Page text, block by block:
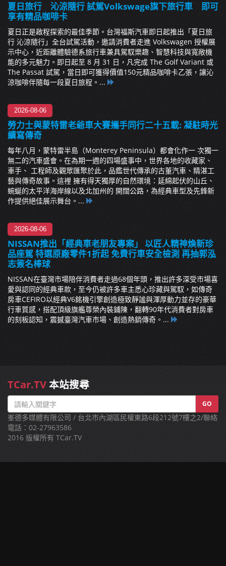
夏日旅行 沁涼隨行 試駕Volkswage旗下旅行車 即可
享有精品咖啡卡
夏日正是啟程探索的最佳季節。台灣福斯汽車即日起推出「夏日旅
行 沁涼隨行」全台試駕活動，邀請消費者走進 Volkswagen 授權展
示中心，近距離體驗德系旅行車兼具駕馭樂趣、智慧科技與寬敞機
能的多元魅力。即日起至 8 月 31 日，凡完成 The Golf Variant 或
The Passat 試駕，當日即可獲得價值150元精品咖啡卡乙張，讓沁
涼咖啡伴隨每一段夏日旅程。...
2026-08-06
勞力士與蒙特雷老爺車大賽攜手同行二十五載: 凝駐時光
續寫傳奇
每年八月，蒙特雷半島（Monterey Peninsula）都會化作一 次獨一
無二的汽車盛會。在為期一週的四場盛事中，世界各地的收藏家、
車手、 工程師及觀眾匯聚於此，品鑑世代傳承的古董汽車、精湛工
藝與傳奇故事。這裡 擁有得天獨厚的自然環境：延綿起伏的山丘、
蜿蜒的太平洋海岸線以及北加州的 開闊公路，為經典車型及先鋒新
作提供絕佳展示舞台。...
2026-08-06
NISSAN推出「經典車老朋友專案」 以匠人精神煥新珍
品座駕 特選原廠零件1折起 免費行車安全檢測 再抽郭泓
志簽名棒球
NISSAN在臺灣市場陪伴消費者走過68個年頭，推出許多深受市場喜
愛與認同的經典車款，至今仍被許多車主悉心珍藏與駕馭，如傳奇
房車CEFIRO以經典V6銘機引擎創造極致靜謐與渾厚動力並存的豪華
行車質感，搭配頂級旗艦尊榮內裝鋪陳，翻轉90年代消費者對房車
的刻板認知，震撼臺灣汽車市場、創造熱銷傳奇。...
TCar.TV本站搜尋
GO
峯德多媒體有限公司 / 台北市內湖區民權東路6段212號7樓之2/聯絡
電話：02-27963586
2016 版權所有 TCar.TV